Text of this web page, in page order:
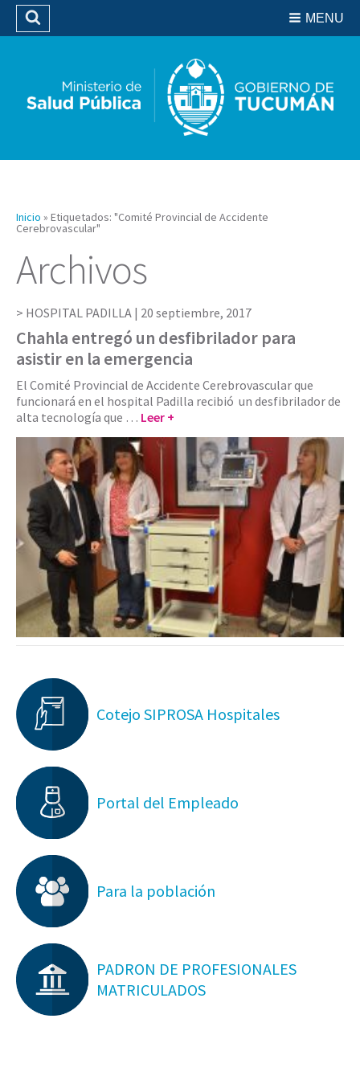
Biblioteca
MENU
Buscar
Inicio » Etiquetados: "Comité Provincial de Accidente
Cerebrovascular"
Archivos
HOSPITAL PADILLA | 20 septiembre, 2017
Chahla entregó un desfibrilador para
asistir en la emergencia
El Comité Provincial de Accidente Cerebrovascular que
funcionará en el hospital Padilla recibió un desfibrilador de
alta tecnología que … Leer +
Cotejo SIPROSA Hospitales
Portal del Empleado
Para la población
PADRON DE PROFESIONALES
MATRICULADOS